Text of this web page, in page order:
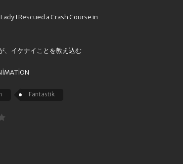
I Rescued a Crash Course in
、イケナイことを教え込む
Fantastik